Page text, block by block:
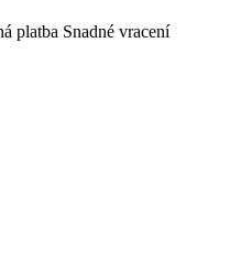
platba Snadné vracení